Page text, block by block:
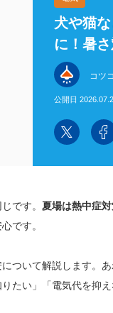
犬や猫
に！暑
コツ
公開日
です。 夏場は熱中症
です。
ついて解説します。
たい」「電気代を抑